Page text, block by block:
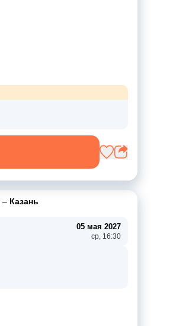
– Казань
05 мая 2027
ср, 16:30